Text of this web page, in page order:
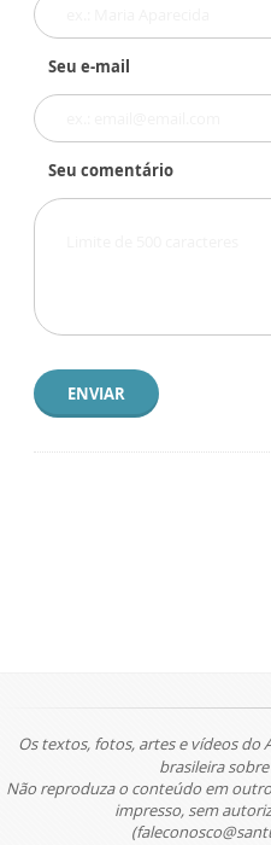
Seu e-mail
Seu comentário
ENVIAR
Os textos, fotos, artes e vídeos do
brasileira
Não reproduza o conteúdo em
impresso, sem